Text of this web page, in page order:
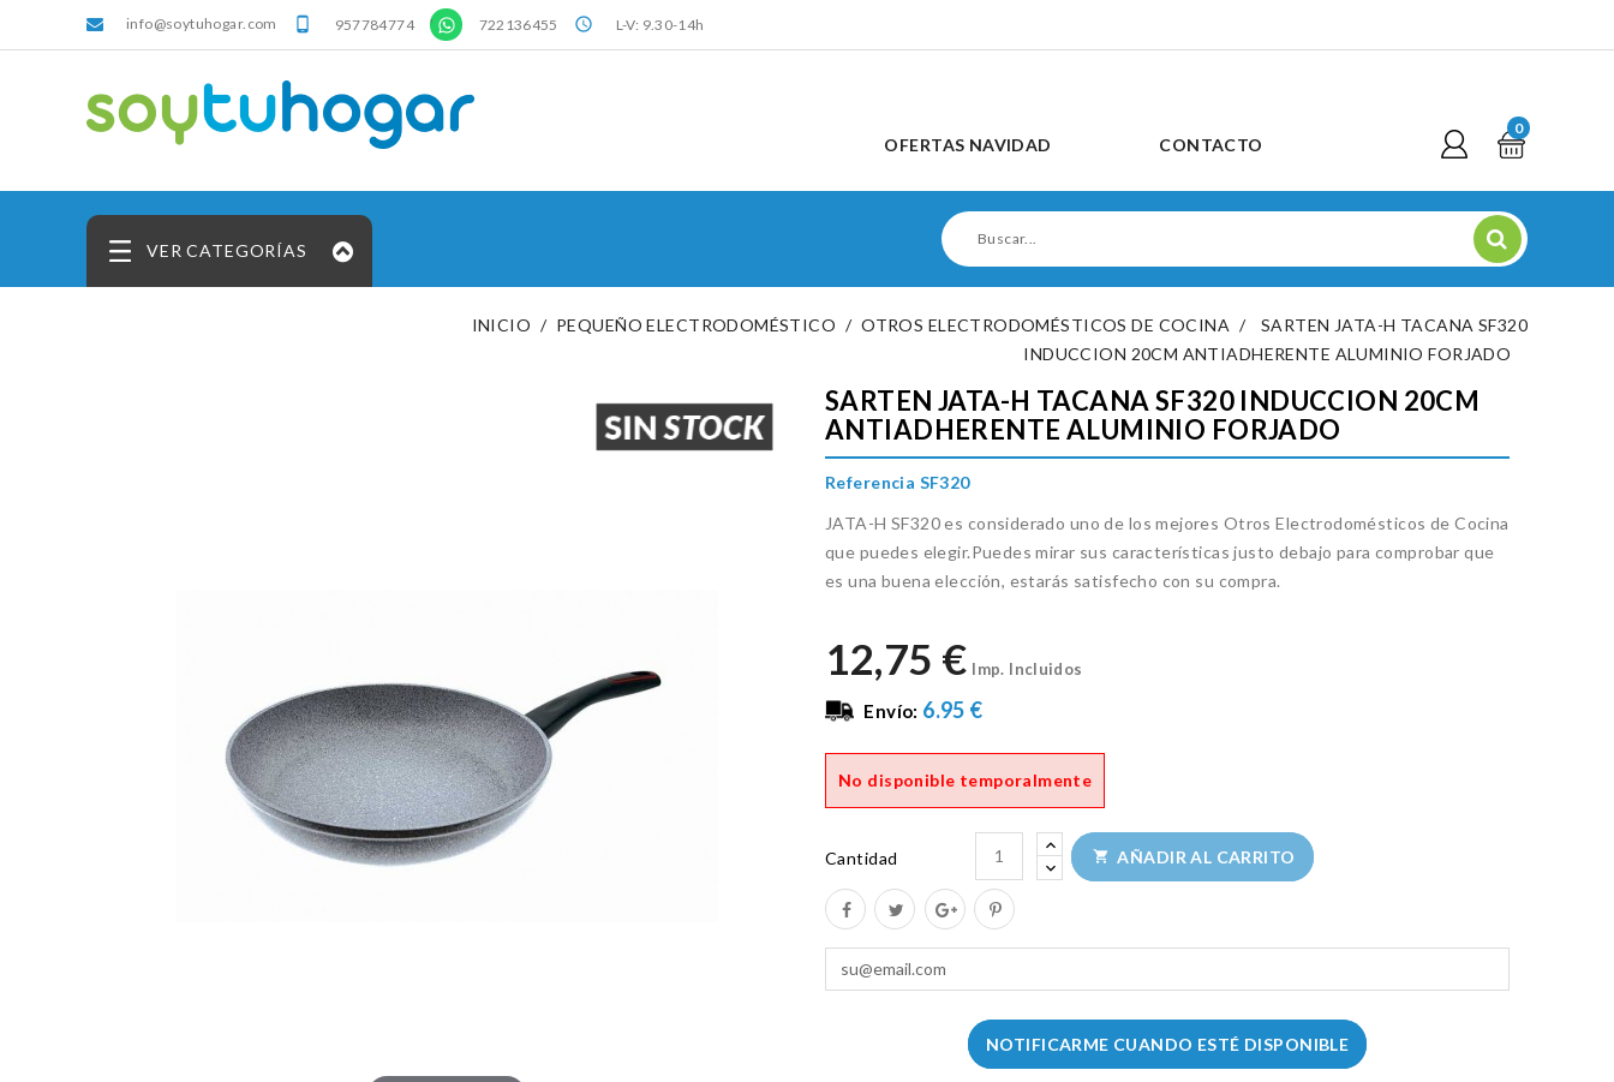
info@soytuhogar.com  957784774 ' 722136455 query_builder L-V: 9.30-14h
OFERTAS NAVIDAD CONTACTO
0
VER CATEGORÍAS
INICIO PEQUEÑO ELECTRODOMÉSTICO OTROS ELECTRODOMÉSTICOS DE COCINA
SARTEN JATA-H TACANA SF320
INDUCCION 20CM ANTIADHERENTE ALUMINIO FORJADO
SARTEN JATA-H TACANA SF320 INDUCCION 20CM
ANTIADHERENTE ALUMINIO FORJADO
Referencia SF320
JATA-H SF320 es considerado uno de los mejores Otros Electrodomésticos de Cocina
que puedes elegir.Puedes mirar sus características justo debajo para comprobar que
es una buena elección, estarás satisfecho con su compra.
12,75 € Imp. Incluidos
Envío: 6.95 €
No disponible temporalmente
Cantidad  AÑADIR AL CARRITO
NOTIFICARME CUANDO ESTÉ DISPONIBLE